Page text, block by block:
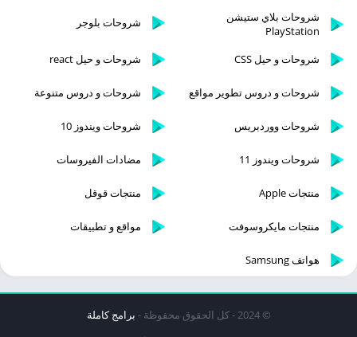
شروحات بلاي ستيشن
PlayStation
شروحات بلوجر
شروحات و حيل CSS شروحات و حيل react
شروحات و دروس تطوير مواقع شروحات و دروس متنوعة
شروحات ووردبريس شروحات ويندوز 10
شروحات ويندوز 11 مضادات الفيروسات
منتجات Apple منتجات قوقل
منتجات مايكروسوفت مواقع و تطبيقات
هواتف Samsung
© 2024 - كل الحقوق محفوظة - برامج كاملة